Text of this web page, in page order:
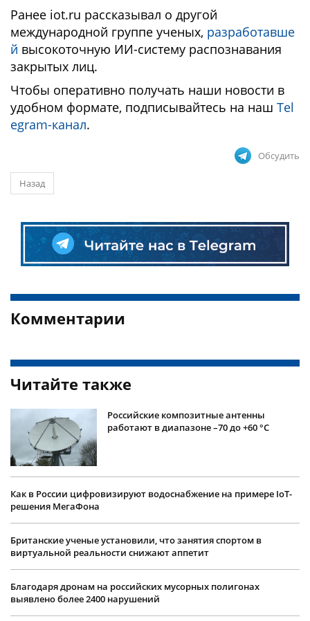
Ранее iot.ru рассказывал о другой
международной группе ученых, разработавше
й высокоточную ИИ-систему распознавания
закрытых лиц.
Чтобы оперативно получать наши новости в
удобном формате, подписывайтесь на наш Tel
egram-канал.
Обсудить
Назад
Комментарии
Читайте также
Российские композитные антенны
работают в диапазоне –70 до +60 °С
Как в России цифровизируют водоснабжение на примере IoT-
решения МегаФона
Британские ученые установили, что занятия спортом в
виртуальной реальности снижают аппетит
Благодаря дронам на российских мусорных полигонах
выявлено более 2400 нарушений